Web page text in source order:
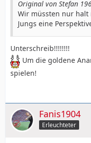
Original von Stefan
Wir müssten nur
Jungs eine
Unterschreib!!!!!!!!
Um die goldene
spielen!
Fanis1904
Erleuchteter